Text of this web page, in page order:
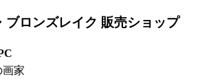
ブロンズレイク 販売ショップ
画家